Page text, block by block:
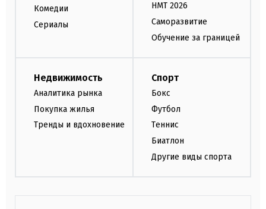
Комедии
Сериалы
НМТ 2026
Саморазвитие
Обучение за границей
Недвижимость
Аналитика рынка
Покупка жилья
Тренды и вдохновение
Спорт
Бокс
Футбол
Теннис
Биатлон
Другие виды спорта